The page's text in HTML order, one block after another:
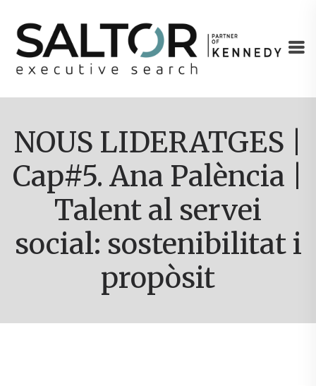
NOUS LIDERATGES |
Cap#5. Ana Palència |
Talent al servei
social: sostenibilitat i
propòsit